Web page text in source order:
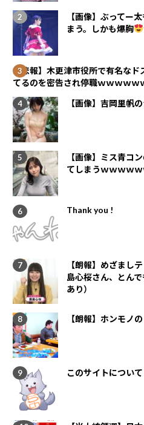
【画像】ぶってー
まう。しかも爆胸
【悲報】木更津市役所で有名な
てるのを密告され停職ｗｗｗｗｗ
【画像】吉岡里帆
【画像】ミス青コ
てしまうｗｗｗｗ
Thank you !
【朗報】めざまし
島心桜さん、とん
あり）
【朗報】ホンモノ
このサイトについて